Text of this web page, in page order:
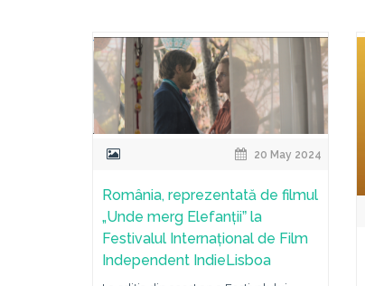
20 May 2024
România, reprezentată de filmul
„Unde merg Elefanțiiˮ la
Festivalul Internațional de Film
Independent IndieLisboa